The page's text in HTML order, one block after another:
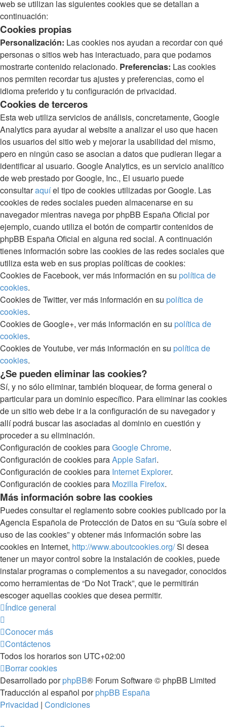
web se utilizan las siguientes cookies que se detallan a
continuación:
Cookies propias
Personalización: Las cookies nos ayudan a recordar con qué
personas o sitios web has interactuado, para que podamos
mostrarte contenido relacionado. Preferencias: Las cookies
nos permiten recordar tus ajustes y preferencias, como el
idioma preferido y tu configuración de privacidad.
Cookies de terceros
Esta web utiliza servicios de análisis, concretamente, Google
Analytics para ayudar al website a analizar el uso que hacen
los usuarios del sitio web y mejorar la usabilidad del mismo,
pero en ningún caso se asocian a datos que pudieran llegar a
identificar al usuario. Google Analytics, es un servicio analítico
de web prestado por Google, Inc., El usuario puede
consultaraquíel tipo de cookies utilizadas por Google. Las
cookies de redes sociales pueden almacenarse en su
navegador mientras navega por phpBB España Oficial por
ejemplo, cuando utiliza el botón de compartir contenidos de
phpBB España Oficial en alguna red social. A continuación
tienes información sobre las cookies de las redes sociales que
utiliza esta web en sus propias políticas de cookies:
Cookies de Facebook, ver más información en su política de
cookies.
Cookies de Twitter, ver más información en su política de
cookies.
Cookies de Google+, ver más información en su política de
cookies.
Cookies de Youtube, ver más información en su política de
cookies.
¿Se pueden eliminar las cookies?
Sí, y no sólo eliminar, también bloquear, de forma general o
particular para un dominio específico. Para eliminar las cookies
de un sitio web debe ir a la configuración de su navegador y
allí podrá buscar las asociadas al dominio en cuestión y
proceder a su eliminación.
Configuración de cookies paraGoogle Chrome.
Configuración de cookies paraApple Safari.
Configuración de cookies para Internet Explorer.
Configuración de cookies para Mozilla Firefox.
Más información sobre las cookies
Puedes consultar el reglamento sobre cookies publicado por la
Agencia Española de Protección de Datos en su “Guía sobre el
uso de las cookies” y obtener más información sobre las
cookies en Internet, http://www.aboutcookies.org/Si desea
tener un mayor control sobre la instalación de cookies, puede
instalar programas o complementos a su navegador, conocidos
como herramientas de “Do Not Track”, que le permitirán
escoger aquellas cookies que desea permitir.
Índice general
Conocer más
Contáctenos
Todos los horarios son UTC+02:00
Borrar cookies
Desarrollado porphpBB® Forum Software © phpBB Limited
Traducción al español porphpBB España
Privacidad | Condiciones